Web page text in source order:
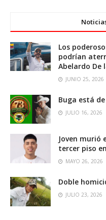
Los
podrían
Abelardo De
JUNIO 25, 2026
Buga está
JULIO 16, 2026
Joven murió
tercer piso
MAYO 26, 2026
Doble
JULIO 23, 2026